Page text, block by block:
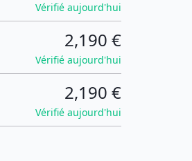
Vérifié aujourd'hui
2,190 €
Vérifié aujourd'hui
2,190 €
Vérifié aujourd'hui